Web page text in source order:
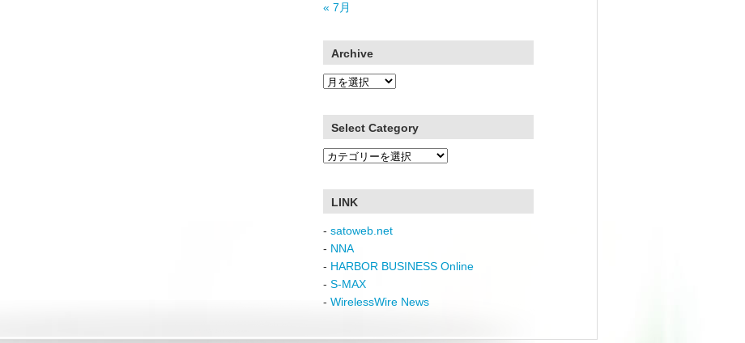
« 7月
Archive
Archive
Select Category
Select
LINK
- satoweb.net
- NNA
- HARBOR BUSINESS Online
- S-MAX
- WirelessWire News